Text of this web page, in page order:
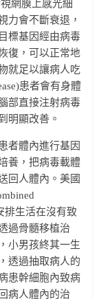
網膜上感光細
力會不斷衰退，
標基因經由病毒
復，可以正常地
就足以讓病人吃
患者會有身體
部直接注射病毒
明顯改善。
者體內進行基因
養，把病毒載體
回人體內。美國
排生活在沒有致
過骨髓移植治
小男孩終其一生
透過抽取病人的
患幹細胞內致病
病人體內的治